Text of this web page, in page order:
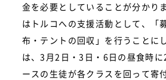
金を必要としていることが分かり
はトルコへの支援活動として、「
布・テントの回収」を行うことに
は、3月2日・3日・6日の昼食時に
ースの生徒が各クラスを回って寄